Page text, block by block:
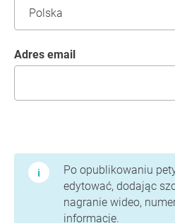
Adres email
Po opublikowaniu
edytować, dodając
nagranie wideo,
informacje.